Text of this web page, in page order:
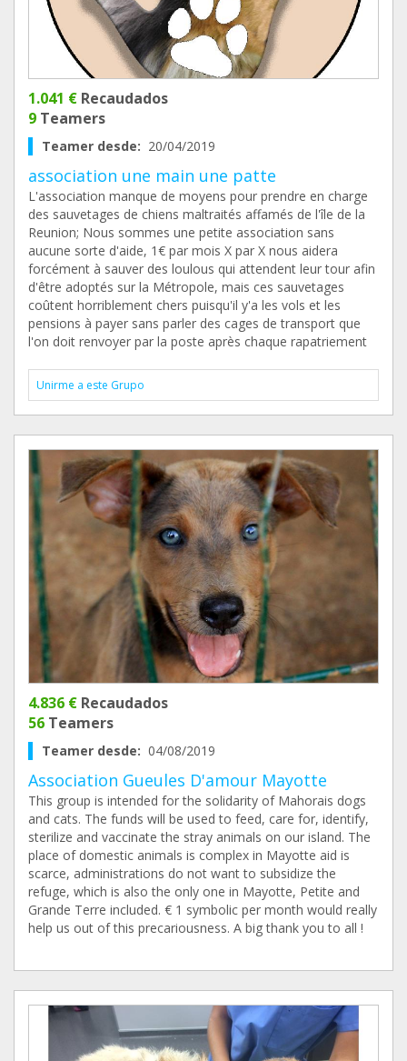
1.041 € Recaudados
9 Teamers
Teamer desde: 20/04/2019
association une main une patte
L'association manque de moyens pour prendre en charge
des sauvetages de chiens maltraités affamés de l'île de la
Reunion; Nous sommes une petite association sans
aucune sorte d'aide, 1€ par mois X par X nous aidera
forcément à sauver des loulous qui attendent leur tour afin
d'être adoptés sur la Métropole, mais ces sauvetages
coûtent horriblement chers puisqu'il y'a les vols et les
pensions à payer sans parler des cages de transport que
l'on doit renvoyer par la poste après chaque rapatriement
Unirme a este Grupo
4.836 € Recaudados
56 Teamers
Teamer desde: 04/08/2019
Association Gueules D'amour Mayotte
This group is intended for the solidarity of Mahorais dogs
and cats. The funds will be used to feed, care for, identify,
sterilize and vaccinate the stray animals on our island. The
place of domestic animals is complex in Mayotte aid is
scarce, administrations do not want to subsidize the
refuge, which is also the only one in Mayotte, Petite and
Grande Terre included. € 1 symbolic per month would really
help us out of this precariousness. A big thank you to all !